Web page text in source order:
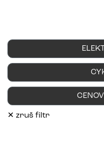
✕ zruš filtr